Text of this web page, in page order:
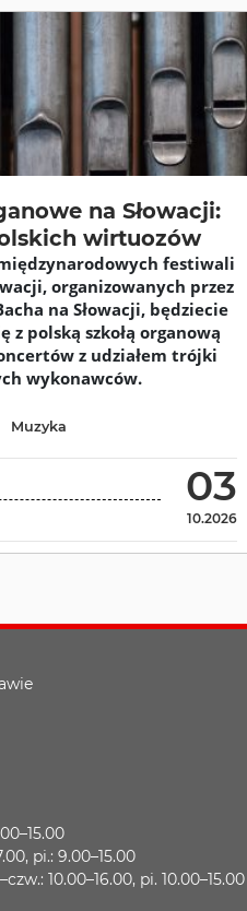
na Słowacji:
wirtuozów
festiwali
organizowanych przez
na Słowacji, będziecie
z polską szkołą organową
z udziałem trójki
wykonawców.
03
10.2026
Muzyka
pi.: 9.00–15.00
10.00–16.00, pi. 10.00–15.00